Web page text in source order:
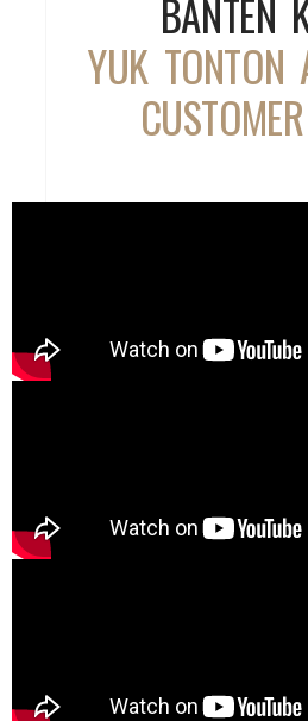
BANTEN
YUK TONTON